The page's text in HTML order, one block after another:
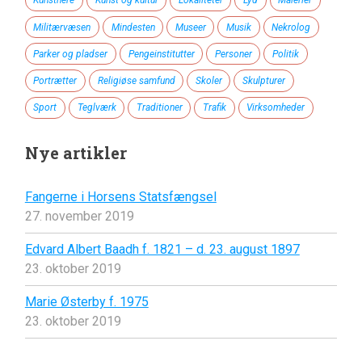
Militærvæsen Mindesten Museer Musik Nekrolog
Parker og pladser Pengeinstitutter Personer Politik
Portrætter Religiøse samfund Skoler Skulpturer
Sport Teglværk Traditioner Trafik Virksomheder
Nye artikler
Fangerne i Horsens Statsfængsel
27. november 2019
Edvard Albert Baadh f. 1821 – d. 23. august 1897
23. oktober 2019
Marie Østerby f. 1975
23. oktober 2019